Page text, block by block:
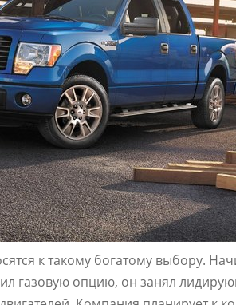
к такому богатому выбору.
газовую опцию, он занял